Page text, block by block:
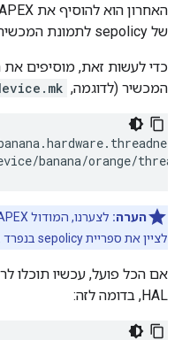
של sepolicy לתמונת המכשיר.
כדי לעשות זאת, מוסיפים
המכשיר (לדוגמה,
device/banana/orange/
הערה:
לציין את ספריית sepolicy בנפרד באופן מפורש.
HAL, בדומה לזה: